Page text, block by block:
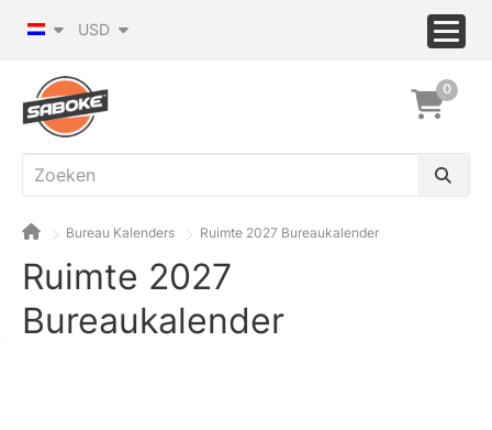
USD
0
Bureau Kalenders Ruimte 2027 Bureaukalender
Ruimte 2027
Bureaukalender